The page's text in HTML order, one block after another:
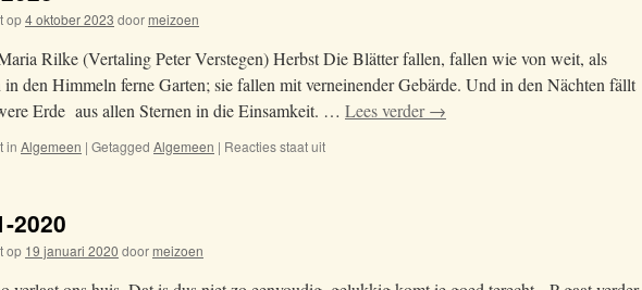
op4 oktober 2023 doormeizoen
Rilke (Vertaling Peter Verstegen) Herbst Die Blätter fallen, fallen wie von weit, als
den Himmeln ferne Garten; sie fallen mit verneinender Gebärde. Und in den Nächten fällt
Erde aus allen Sternen in die Einsamkeit. … Lees verder→
in Algemeen | Getagged Algemeen | Reacties staat uit
2020
op 19 januari 2020 doormeizoen